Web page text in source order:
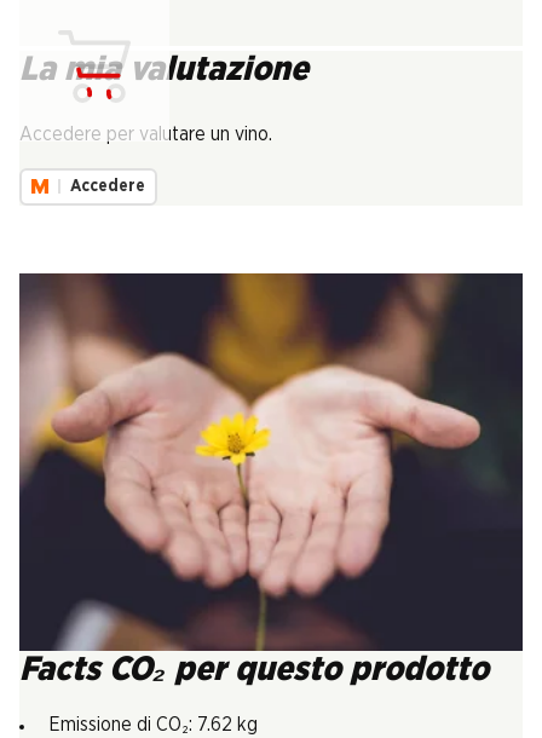
La mia valutazione
Accedere per valutare un vino.
Accedere
Facts CO₂ per questo prodotto
Emissione di CO₂: 7.62 kg